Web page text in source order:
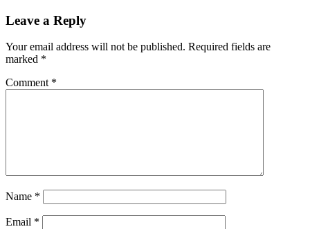
Leave a Reply
Your email address will not be published. Required fields are
marked *
Comment *
Name *
Email *